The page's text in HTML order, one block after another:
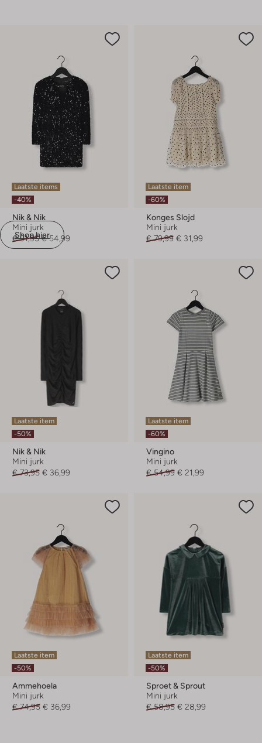
Shop hier
Laatste items
-40%
Nik & Nik
Mini jurk
€ 91,95 € 54,99
Laatste item
-60%
Konges Slojd
Mini jurk
€ 79,99 € 31,99
Laatste item
-50%
Nik & Nik
Mini jurk
€ 73,95 € 36,99
Laatste item
-60%
Vingino
Mini jurk
€ 54,99 € 21,99
Laatste item
-50%
Ammehoela
Mini jurk
€ 74,95 € 36,99
Laatste item
-50%
Sproet & Sprout
Mini jurk
€ 58,95 € 28,99